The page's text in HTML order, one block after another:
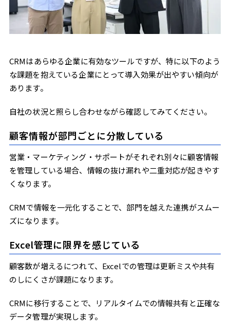
CRMはあらゆる企業に有効なツールですが、特に以下のよう
な課題を抱えている企業にとって導入効果が出やすい傾向が
あります。
自社の状況と照らし合わせながら確認してみてください。
顧客情報が部門ごとに分散している
営業・マーケティング・サポートがそれぞれ別々に顧客情報
を管理している場合、情報の抜け漏れや二重対応が起きやす
くなります。
CRMで情報を一元化することで、部門を越えた連携がスムー
ズになります。
Excel管理に限界を感じている
顧客数が増えるにつれて、Excelでの管理は更新ミスや共有
のしにくさが課題になります。
CRMに移行することで、リアルタイムでの情報共有と正確な
データ管理が実現します。